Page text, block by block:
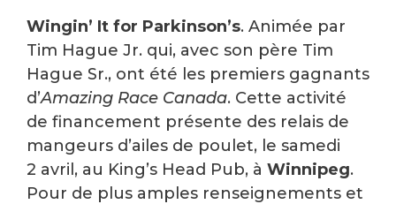
Wingin’ It for Parkinson’s. Animée par
Tim Hague Jr. qui, avec son père Tim
Hague Sr., ont été les premiers gagnants
d’Amazing Race Canada. Cette activité
de financement présente des relais de
mangeurs d’ailes de poulet, le samedi
2 avril, au King’s Head Pub, à Winnipeg.
Pour de plus amples renseignements et